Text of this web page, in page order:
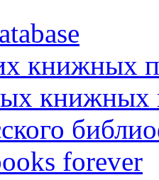
книжных
книжных
forever